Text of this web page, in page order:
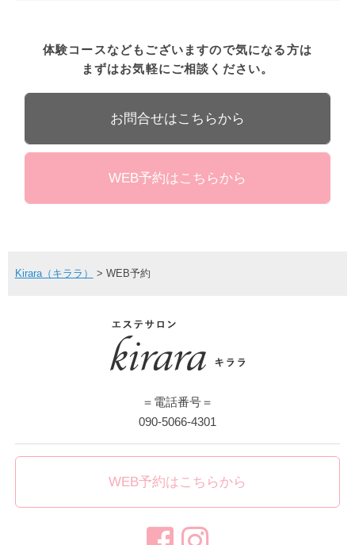
体験コースなどもございますので気になる方は
まずはお気軽にご相談ください。
お問合せはこちらから
WEB予約はこちらから
Kirara（キララ） > WEB予約
＝電話番号＝
090-5066-4301
WEB予約はこちらから